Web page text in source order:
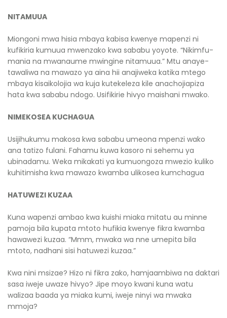
NITAMUUA
Miongoni mwa hisia mbaya kabisa kwenye mapenzi ni
kufikiria kumu­ua mwenzako kwa sababu yoyote. “Nikimfu­
mania na mwanaume mwingine nitamuua.” Mtu anaye-
tawaliwa na mawazo ya aina hii anajiweka katika mtego
mbaya kisaikolojia wa kuja kutekeleza kile anachojiapiza
hata kwa sababu ndogo. Usifikirie hivyo maishani mwako.
NIMEKOSEA KUCHAGUA
Usijihukumu makosa kwa sababu umeona mpenzi wako
ana tatizo fulani. Fahamu kuwa kasoro ni sehemu ya
ubinadamu. Weka mikakati ya kumuongoza mwezio kuliko
kuhitimisha kwa mawazo kwamba ulikosea kumchagua
HATUWEZI KUZAA
Kuna wapenzi ambao kwa kuishi miaka mitatu au minne
pamoja bila kupata mtoto hufikia kwenye fikra kwamba
hawawezi kuzaa. “Mmm, mwaka wa nne umepita bila
mtoto, nadhani sisi hatuwezi kuzaa.”
Kwa nini msizae? Hizo ni fikra zako, hamjaambiwa na daktari
sasa iweje uwaze hivyo? Jipe moyo kwani kuna watu
walizaa baada ya miaka kumi, iweje ninyi wa mwaka
mmoja?